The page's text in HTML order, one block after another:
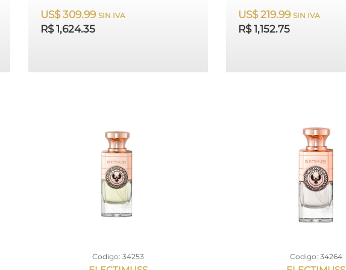
US$ 309.99 SIN IVA
R$ 1,624.35
US$ 219.99 SIN IVA
R$ 1,152.75
Codigo: 34253 Codigo: 34264